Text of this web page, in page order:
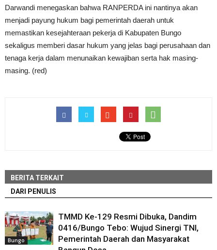
Darwandi menegaskan bahwa RANPERDA ini nantinya akan
menjadi payung hukum bagi pemerintah daerah untuk
memastikan kesejahteraan pekerja di Kabupaten Bungo
sekaligus memberi dasar hukum yang jelas bagi perusahaan dan
tenaga kerja dalam menunaikan kewajiban serta hak masing-
masing. (red)
BERITA TERKAIT
DARI PENULIS
Bungo
TMMD Ke-129 Resmi Dibuka, Dandim
0416/Bungo Tebo: Wujud Sinergi TNI,
Pemerintah Daerah dan Masyarakat